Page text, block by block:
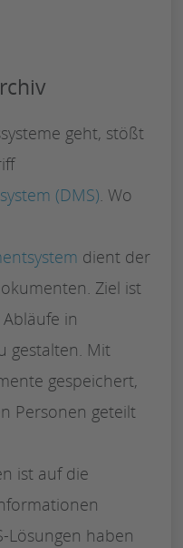
geht, stößt
(DMS). Wo
dient der
Ziel ist
in
gestalten. Mit
gespeichert,
Personen geteilt
ist auf die
Lösungen haben